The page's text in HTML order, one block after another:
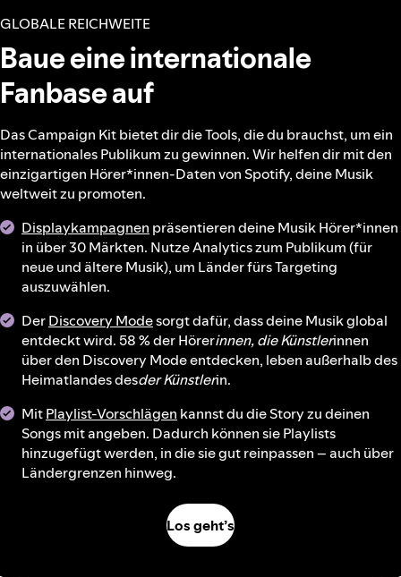
GLOBALE REICHWEITE
Baue eine internationale
Fanbase auf
Das Campaign Kit bietet dir die Tools, die du brauchst, um ein
internationales Publikum zu gewinnen. Wir helfen dir mit den
einzigartigen Hörer*innen-Daten von Spotify, deine Musik
weltweit zu promoten.
Displaykampagnen präsentieren deine Musik Hörer*innen
in über 30 Märkten. Nutze Analytics zum Publikum (für
neue und ältere Musik), um Länder fürs Targeting
auszuwählen.
DerDiscovery Modesorgt dafür, dass deine Musik global
entdeckt wird. 58 % der Hörerinnen, die Künstlerinnen
über den Discovery Mode entdecken, leben außerhalb des
Heimatlandes desder Künstlerin.
MitPlaylist-Vorschlägen kannst du die Story zu deinen
Songs mit angeben. Dadurch können sie Playlists
hinzugefügt werden, in die sie gut reinpassen – auch über
Ländergrenzen hinweg.
Los geht’s